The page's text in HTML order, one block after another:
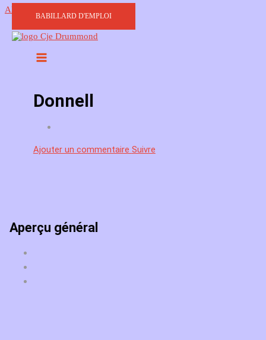
Aller au contenu
BABILLARD D'EMPLOI
Donnell
Ajouter un commentaire Suivre
Aperçu général